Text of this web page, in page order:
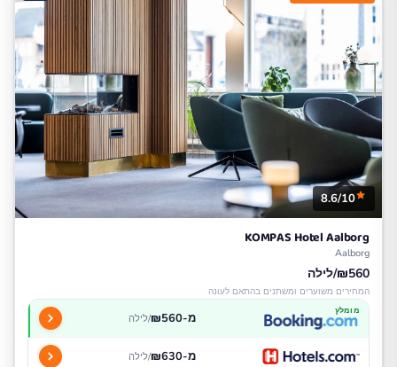
8.6/10
KOMPAS Hotel Aalborg
Aalborg
₪560/לילה
המחירים משוערים ומשתנים בהתאם לעונה
מומלץ מ-₪560 /לילה
מ-₪630 /לילה